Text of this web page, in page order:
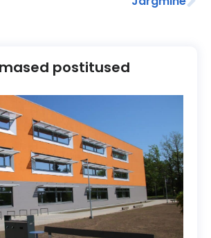
postitused